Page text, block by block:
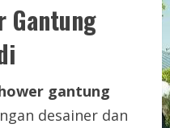
Gantung
gantung
desainer dan